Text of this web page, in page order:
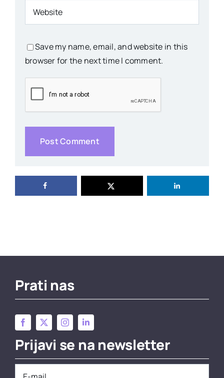
Save my name, email, and website in this
browser for the next time I comment.
Prati nas
Prijavi se na newsletter